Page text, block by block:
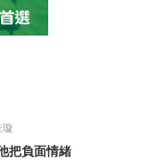
璇
把負面情緒